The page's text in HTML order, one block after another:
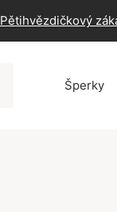
Pětihvězdičkový
Šperky